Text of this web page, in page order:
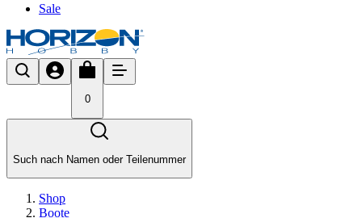
Sale
0
Such nach Namen oder Teilenummer
Shop
Boote